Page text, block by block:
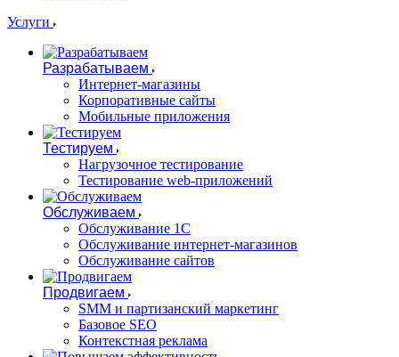
Услуги
Разрабатываем
Интернет-магазины
Корпоративные сайты
Мобильные приложения
Тестируем
Нагрузочное тестирование
Тестирование web-приложений
Обслуживаем
Обслуживание 1С
Обслуживание интернет-магазинов
Обслуживание сайтов
Продвигаем
SMM и партизанский маркетинг
Базовое SEO
Контекстная реклама